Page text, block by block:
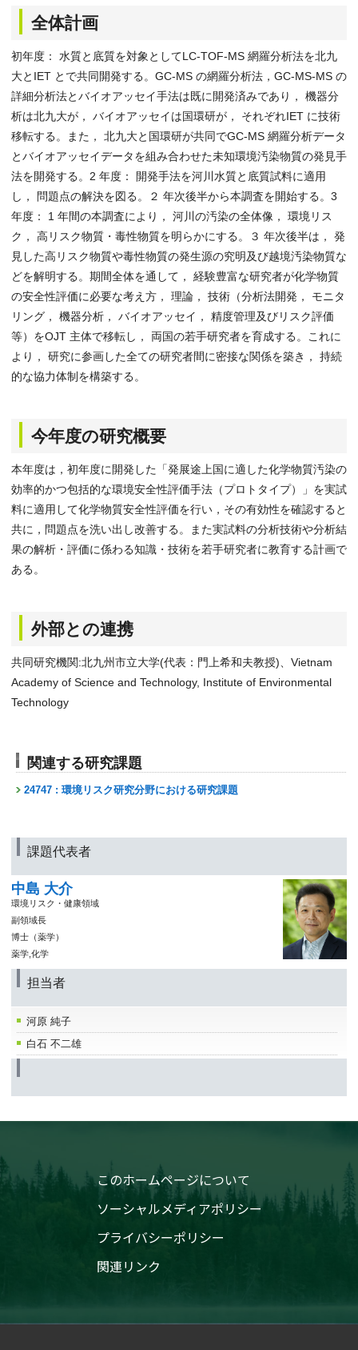
全体計画
初年度： 水質と底質を対象としてLC-TOF-MS 網羅分析法を北九
大とIET とで共同開発する。GC-MS の網羅分析法，GC-MS-MS の
詳細分析法とバイオアッセイ手法は既に開発済みであり， 機器分
析は北九大が， バイオアッセイは国環研が， それぞれIET に技術
移転する。また， 北九大と国環研が共同でGC-MS 網羅分析データ
とバイオアッセイデータを組み合わせた未知環境汚染物質の発見手
法を開発する。2 年度： 開発手法を河川水質と底質試料に適用
し， 問題点の解決を図る。２ 年次後半から本調査を開始する。3
年度： 1 年間の本調査により， 河川の汚染の全体像， 環境リス
ク， 高リスク物質・毒性物質を明らかにする。３ 年次後半は， 発
見した高リスク物質や毒性物質の発生源の究明及び越境汚染物質な
どを解明する。期間全体を通して， 経験豊富な研究者が化学物質
の安全性評価に必要な考え方， 理論， 技術（分析法開発， モニタ
リング， 機器分析， バイオアッセイ， 精度管理及びリスク評価
等）をOJT 主体で移転し， 両国の若手研究者を育成する。これに
より， 研究に参画した全ての研究者間に密接な関係を築き， 持続
的な協力体制を構築する。
今年度の研究概要
本年度は，初年度に開発した「発展途上国に適した化学物質汚染の
効率的かつ包括的な環境安全性評価手法（プロトタイプ）」を実試
料に適用して化学物質安全性評価を行い，その有効性を確認すると
共に，問題点を洗い出し改善する。また実試料の分析技術や分析結
果の解析・評価に係わる知識・技術を若手研究者に教育する計画で
ある。
外部との連携
共同研究機関:北九州市立大学(代表：門上希和夫教授)、Vietnam
Academy of Science and Technology, Institute of Environmental
Technology
関連する研究課題
24747 : 環境リスク研究分野における研究課題
課題代表者
中島 大介
環境リスク・健康領域
副領域長
博士（薬学）
薬学,化学
担当者
河原 純子
白石 不二雄
このホームページについて
ソーシャルメディアポリシー
プライバシーポリシー
関連リンク